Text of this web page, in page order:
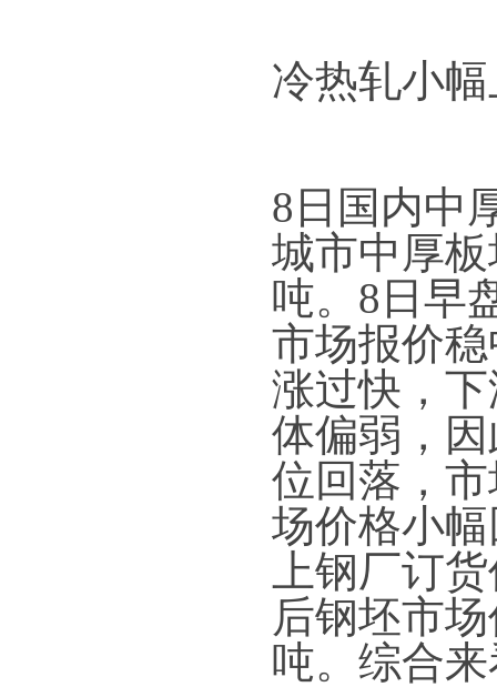
冷热轧小
8日国内中
城市中厚
吨。8日早
市场报价
涨过快，
体偏弱，
位回落，
场价格小
上钢厂订
后钢坯市
吨。综合